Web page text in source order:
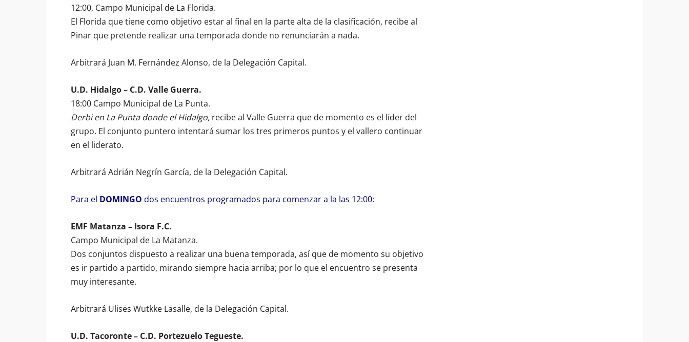
12:00, Campo Municipal de La Florida.
El Florida que tiene como objetivo estar al final en la parte alta de la clasificación, recibe al
Pinar que pretende realizar una temporada donde no renunciarán a nada.
Arbitrará Juan M. Fernández Alonso, de la Delegación Capital.
U.D. Hidalgo – C.D. Valle Guerra.
18:00 Campo Municipal de La Punta.
Derbi en La Punta donde el Hidalgo, recibe al Valle Guerra que de momento es el líder del
grupo. El conjunto puntero intentará sumar los tres primeros puntos y el vallero continuar
en el liderato.
Arbitrará Adrián Negrín García, de la Delegación Capital.
Para el DOMINGO dos encuentros programados para comenzar a la las 12:00:
EMF Matanza – Isora F.C.
Campo Municipal de La Matanza.
Dos conjuntos dispuesto a realizar una buena temporada, así que de momento su objetivo
es ir partido a partido, mirando siempre hacia arriba; por lo que el encuentro se presenta
muy interesante.
Arbitrará Ulises Wutkke Lasalle, de la Delegación Capital.
U.D. Tacoronte – C.D. Portezuelo Tegueste.